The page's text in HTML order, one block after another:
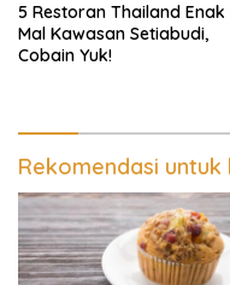
5 Restoran Thailand Enak
Mal Kawasan Setiabudi,
Cobain Yuk!
Rekomendasi untuk